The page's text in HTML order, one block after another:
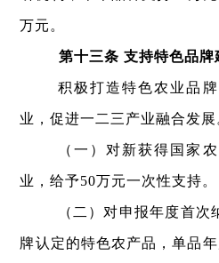
万元。
第十三条 支持特色品牌
积极打造特色农业品
业，促进一二三产业融合发展
（一）对新获得国家
业，给予50万元一次性支持。
（二）对申报年度首次
牌认定的特色农产品，单品